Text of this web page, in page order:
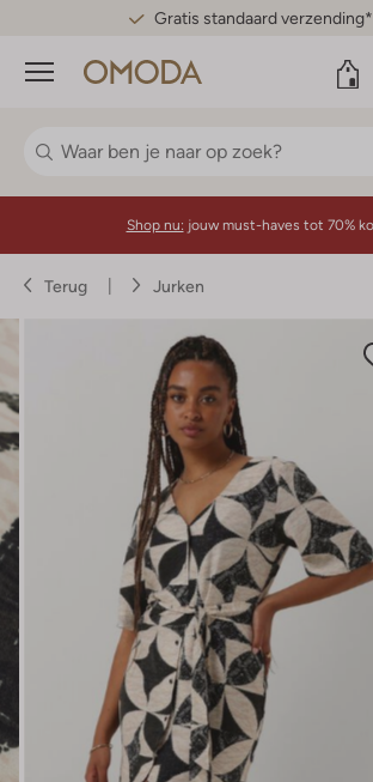
Gratis standaard verzending*
Menu
Shop nu: jouw must-haves tot 70%
Terug Jurken